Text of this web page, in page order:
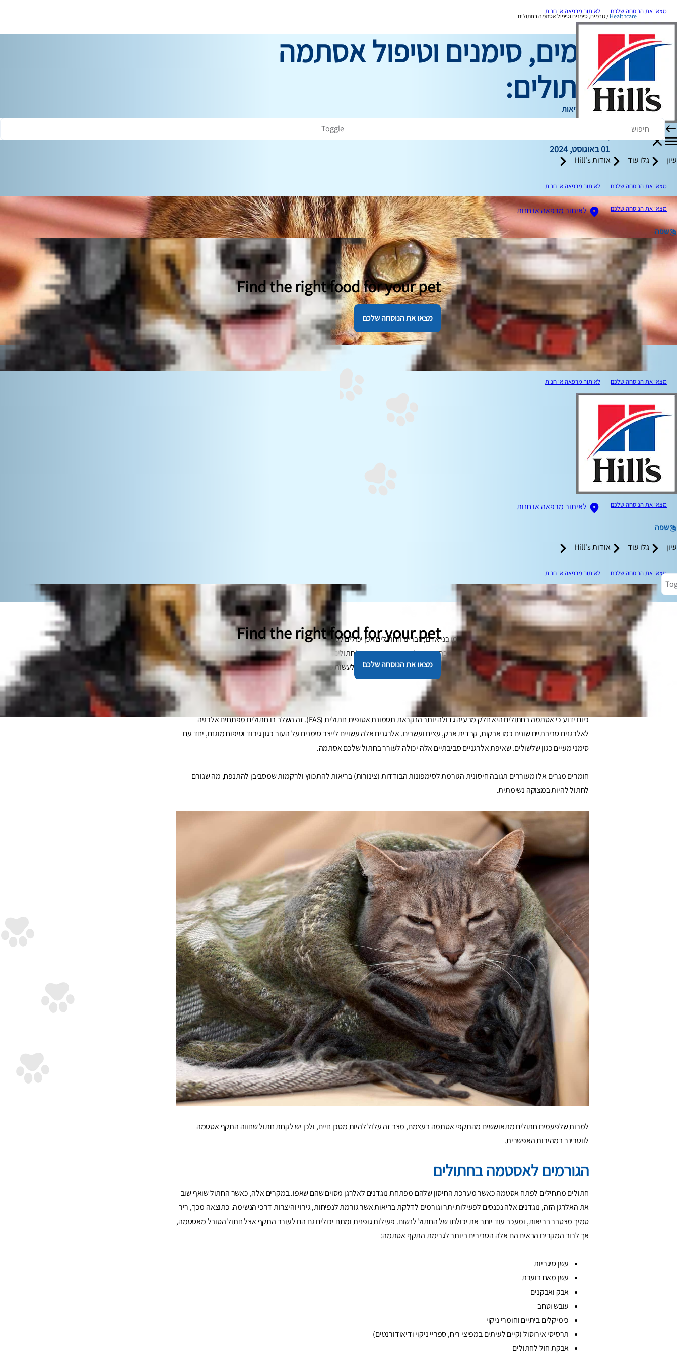
מצאו את הנוסחה שלכם לאיתור מרפאה או חנות
Toggle
עיון גלו עוד אודות Hill's
מצאו את הנוסחה שלכם לאיתור מרפאה או חנות
מצאו את הנוסחה שלכם
לאיתור מרפאה או חנות
שפה
Find the right food for your pet
מצאו את הנוסחה שלכם
מצאו את הנוסחה שלכם לאיתור מרפאה או חנות
מצאו את הנוסחה שלכם
לאיתור מרפאה או חנות
שפה
עיון
גלו עוד אודות Hill's
מצאו את הנוסחה שלכם לאיתור מרפאה או חנות
Find the right food for your pet
מצאו את הנוסחה שלכם
Healthcare גורמים, סימנים וטיפול אסתמה בחתולים:
גורמים, סימנים וטיפול אסתמה
בחתולים:
תמיכה בבריאות
ג'ין מארי באוהאוס
01 באוגוסט, 2024
האם חתולים יכולים לסבול מאסתמה? בדיוק כמו בני אדם, חברינו החתולים אכן יכולים לסבול מאסתמה. אם לחתול שלכם יש צפצופים בעת
הנשימה, יתכן שלא מדובר רק בכדור שיער. על פי כתב העת לרפואה וכירורגיה של חתולים, אסתמה חתולית משפיעה על כ -1% מהחתולים.
המשיכו לקרוא כדי ללמוד מהם סימני אסתמה אצל חתולים ולברר מה אתם יכולים לעשות כדי לעזור להם.
מהי אסתמה בחתולים?
כיום ידוע כי אסתמה בחתולים היא חלק מבעיה גדולה יותר הנקראת תסמונת אטופית חתולית (FAS). זה השלב בו חתולים מפתחים אלרגיה
לאלרגנים סביבתיים שונים כמו אבקות, קרדית אבק, עצים ועשבים. אלרגנים אלה עשויים לייצר סימנים על העור כגון גירוד וטיפוח מוגזם, יחד עם
סימני מעיים כגון שלשולים. שאיפת אלרגניים סביבתיים אלה יכולה לעורר בחתול שלכם אסתמה.
חומרים מגרים אלו מעוררים תגובה חיסונית הגורמת לסימפונות הבודדות (צינורות) בריאות להתכווץ ולרקמות שמסביבן להתנפח, מה שגורם
לחתול להיות במצוקה נשימתית.
למרות שלפעמים חתולים מתאוששים מהתקפי אסתמה בעצמם, מצב זה עלול להיות מסכן חיים, ולכן יש לקחת חתול שחווה התקף אסטמה
לווטרינר במהירות האפשרית.
הגורמים לאסטמה בחתולים
חתולים מתחילים לפתח אסטמה כאשר מערכת החיסון שלהם מפתחת נוגדנים לאלרגן מסוים שהם שאפו. במקרים אלה, כאשר החתול שואף שוב
את האלרגן הזה, נוגדנים אלה נכנסים לפעילות יתר וגורמים לדלקת בריאות אשר גורמת לנפיחות, גירוי והיצרות דרכי הנשימה. כתוצאה מכך, ריר
סמיך מצטבר בריאות, ומעכב עוד יותר את יכולתו של החתול לנשום. פעילות גופנית ומתח יכולים גם הם לעורר התקף אצל חתול הסובל מאסטמה,
אך לרוב המקרים הבאים הם אלה הסבירים ביותר לגרימת התקף אסתמה:
עשן סיגריות
עשן מאח בוערת
אבק ואבקנים
עובש וטחב
כימיקלים ביתיים וחומרי ניקוי
תרסיסי אירוסול (קיים לעיתים במפיצי ריח, ספריי ניקוי ודיאודורנטים)
אבקת חול לחתולים